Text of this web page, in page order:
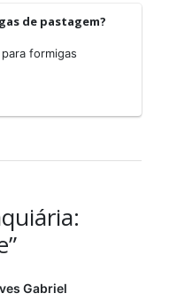
de pastagem?
formigas
Gabriel